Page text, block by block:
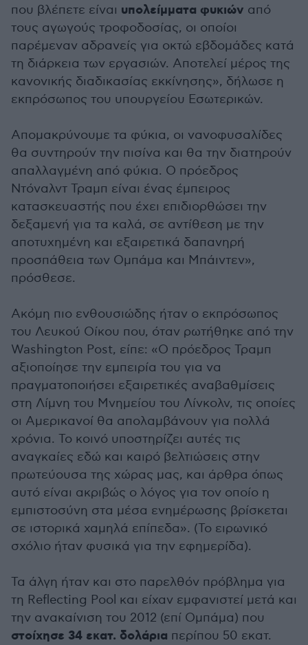
που βλέπετε είναι υπολείμματα φυκιών από
τους αγωγούς τροφοδοσίας, οι οποίοι
παρέμεναν αδρανείς για οκτώ εβδομάδες κατά
τη διάρκεια των εργασιών. Αποτελεί μέρος της
κανονικής διαδικασίας εκκίνησης», δήλωσε η
εκπρόσωπος του υπουργείου Εσωτερικών.
Απομακρύνουμε τα φύκια, οι νανοφυσαλίδες
θα συντηρούν την πισίνα και θα την διατηρούν
απαλλαγμένη από φύκια. Ο πρόεδρος
Ντόναλντ Τραμπ είναι ένας έμπειρος
κατασκευαστής που έχει επιδιορθώσει την
δεξαμενή για τα καλά, σε αντίθεση με την
αποτυχημένη και εξαιρετικά δαπανηρή
προσπάθεια των Ομπάμα και Μπάιντεν»,
πρόσθεσε.
Ακόμη πιο ενθουσιώδης ήταν ο εκπρόσωπος
του Λευκού Οίκου που, όταν ρωτήθηκε από την
Washington Post, είπε: «Ο πρόεδρος Τραμπ
αξιοποίησε την εμπειρία του για να
πραγματοποιήσει εξαιρετικές αναβαθμίσεις
στη Λίμνη του Μνημείου του Λίνκολν, τις οποίες
οι Αμερικανοί θα απολαμβάνουν για πολλά
χρόνια. Το κοινό υποστηρίζει αυτές τις
αναγκαίες εδώ και καιρό βελτιώσεις στην
πρωτεύουσα της χώρας μας, και άρθρα όπως
αυτό είναι ακριβώς ο λόγος για τον οποίο η
εμπιστοσύνη στα μέσα ενημέρωσης βρίσκεται
σε ιστορικά χαμηλά επίπεδα». (Το ειρωνικό
σχόλιο ήταν φυσικά για την εφημερίδα).
Τα άλγη ήταν και στο παρελθόν πρόβλημα για
τη Reflecting Pool και είχαν εμφανιστεί μετά και
την ανακαίνιση του 2012 (επί Ομπάμα) που
στοίχησε 34 εκατ. δολάρια περίπου 50 εκατ.